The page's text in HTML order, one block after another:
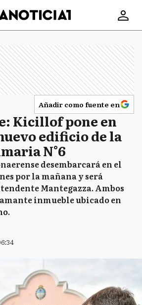
Añadir como fuente en
Kicillof pone en
edificio de la
N°6
desembarcará en el
por la mañana y será
Mantegazza. Ambos
inmueble ubicado en